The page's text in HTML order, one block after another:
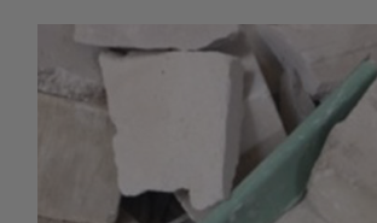
mehrere
Varianten
Optionen
können